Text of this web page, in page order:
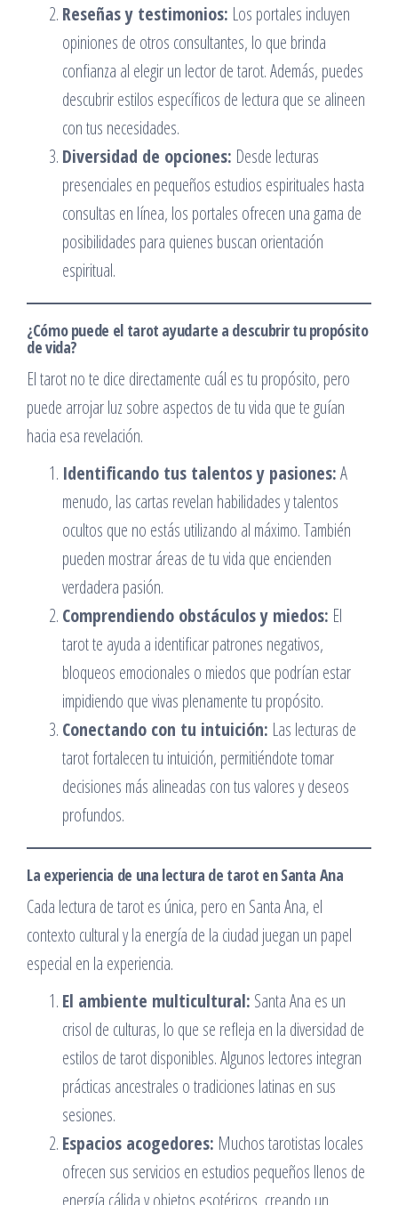
Reseñas y testimonios: Los portales incluyen
opiniones de otros consultantes, lo que brinda
confianza al elegir un lector de tarot. Además, puedes
descubrir estilos específicos de lectura que se alineen
con tus necesidades.
Diversidad de opciones: Desde lecturas
presenciales en pequeños estudios espirituales hasta
consultas en línea, los portales ofrecen una gama de
posibilidades para quienes buscan orientación
espiritual.
¿Cómo puede el tarot ayudarte a descubrir tu propósito
de vida?
El tarot no te dice directamente cuál es tu propósito, pero
puede arrojar luz sobre aspectos de tu vida que te guían
hacia esa revelación.
Identificando tus talentos y pasiones:A
menudo, las cartas revelan habilidades y talentos
ocultos que no estás utilizando al máximo. También
pueden mostrar áreas de tu vida que encienden
verdadera pasión.
Comprendiendo obstáculos y miedos: El
tarot te ayuda a identificar patrones negativos,
bloqueos emocionales o miedos que podrían estar
impidiendo que vivas plenamente tu propósito.
Conectando con tu intuición: Las lecturas de
tarot fortalecen tu intuición, permitiéndote tomar
decisiones más alineadas con tus valores y deseos
profundos.
La experiencia de una lectura de tarot en Santa Ana
Cada lectura de tarot es única, pero en Santa Ana, el
contexto cultural y la energía de la ciudad juegan un papel
especial en la experiencia.
El ambiente multicultural: Santa Ana es un
crisol de culturas, lo que se refleja en la diversidad de
estilos de tarot disponibles. Algunos lectores integran
prácticas ancestrales o tradiciones latinas en sus
sesiones.
Espacios acogedores: Muchos tarotistas locales
ofrecen sus servicios en estudios pequeños llenos de
energía cálida y objetos esotéricos, creando un